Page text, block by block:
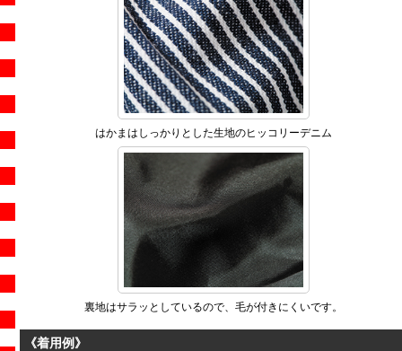
はかまはしっかりとした生地のヒッコリーデニム
裏地はサラッとしているので、毛が付きにくいです。
《着用例》